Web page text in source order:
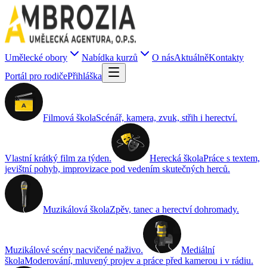
Umělecké obory Nabídka kurzů O násAktuálněKontakty
Portál pro rodičePřihláška
Filmová školaScénář, kamera, zvuk, střih i herectví.
Vlastní krátký film za týden. Herecká školaPráce s textem,
jevištní pohyb, improvizace pod vedením skutečných herců.
Muzikálová školaZpěv, tanec a herectví dohromady.
Muzikálové scény nacvičené naživo.
Mediální
školaModerování, mluvený projev a práce před kamerou i v rádiu.